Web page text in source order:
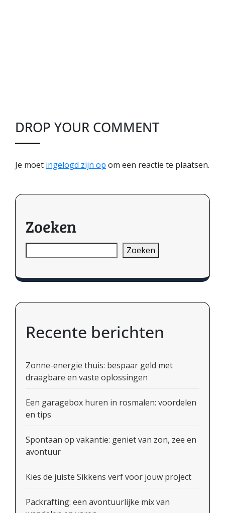
DROP YOUR COMMENT
Je moet ingelogd zijn op om een reactie te plaatsen.
Zoeken
Zoeken
Recente berichten
Zonne-energie thuis: bespaar geld met
draagbare en vaste oplossingen
Een garagebox huren in rosmalen: voordelen
en tips
Spontaan op vakantie: geniet van zon, zee en
avontuur
Kies de juiste Sikkens verf voor jouw project
Packrafting: een avontuurlijke mix van